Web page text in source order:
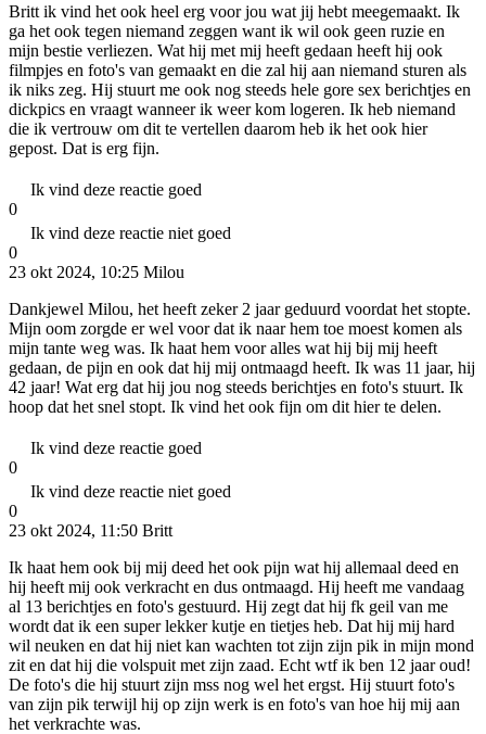
Britt ik vind het ook heel erg voor jou wat jij hebt meegemaakt. Ik
ga het ook tegen niemand zeggen want ik wil ook geen ruzie en
mijn bestie verliezen. Wat hij met mij heeft gedaan heeft hij ook
filmpjes en foto's van gemaakt en die zal hij aan niemand sturen als
ik niks zeg. Hij stuurt me ook nog steeds hele gore sex berichtjes en
dickpics en vraagt wanneer ik weer kom logeren. Ik heb niemand
die ik vertrouw om dit te vertellen daarom heb ik het ook hier
gepost. Dat is erg fijn.
Ik vind deze reactie goed
0
Ik vind deze reactie niet goed
0
23 okt 2024, 10:25 Milou
Dankjewel Milou, het heeft zeker 2 jaar geduurd voordat het stopte.
Mijn oom zorgde er wel voor dat ik naar hem toe moest komen als
mijn tante weg was. Ik haat hem voor alles wat hij bij mij heeft
gedaan, de pijn en ook dat hij mij ontmaagd heeft. Ik was 11 jaar, hij
42 jaar! Wat erg dat hij jou nog steeds berichtjes en foto's stuurt. Ik
hoop dat het snel stopt. Ik vind het ook fijn om dit hier te delen.
Ik vind deze reactie goed
0
Ik vind deze reactie niet goed
0
23 okt 2024, 11:50 Britt
Ik haat hem ook bij mij deed het ook pijn wat hij allemaal deed en
hij heeft mij ook verkracht en dus ontmaagd. Hij heeft me vandaag
al 13 berichtjes en foto's gestuurd. Hij zegt dat hij fk geil van me
wordt dat ik een super lekker kutje en tietjes heb. Dat hij mij hard
wil neuken en dat hij niet kan wachten tot zijn zijn pik in mijn mond
zit en dat hij die volspuit met zijn zaad. Echt wtf ik ben 12 jaar oud!
De foto's die hij stuurt zijn mss nog wel het ergst. Hij stuurt foto's
van zijn pik terwijl hij op zijn werk is en foto's van hoe hij mij aan
het verkrachte was.